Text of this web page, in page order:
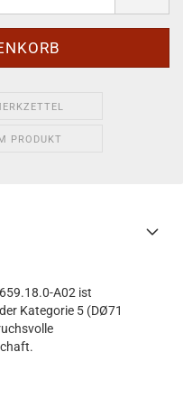
PRODUKT
A02 ist
Kategorie 5 (DØ71